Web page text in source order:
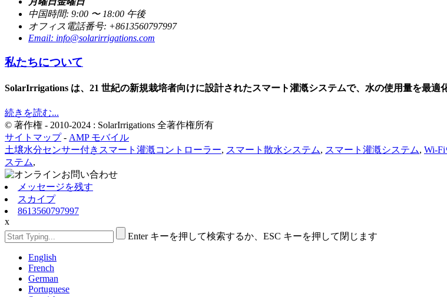
中国時間: 9:00 〜 18:00 午後
オフィス電話番号: +8613560797997
Email: info@solarirrigations.com
私たちについて
SolarIrrigations は、21 世紀の新規栽培者向けに設計されたスマート灌漑システムで、水の使用量を最適
続きを読む...
© 著作権 - 2010-2024 : SolarIrrigations 全著作権所有
サイトマップ- AMP モバイル
土壌水分センサー付きスマート灌漑コントローラー, スマート散水システム, スマート灌漑システム, Wi-
ステム,
メッセージを残す
スカイプ
8613560797997
x
Enter キーを押して検索するか、ESC キーを押して閉じます
English
French
German
Portuguese